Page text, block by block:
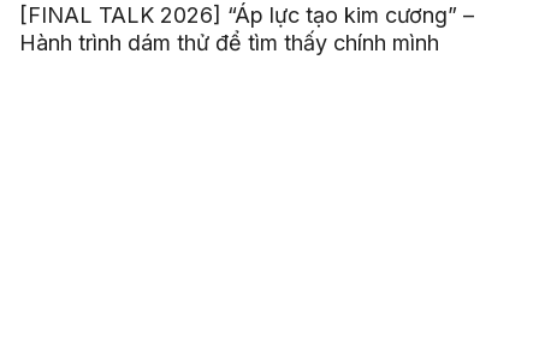
[FINAL TALK 2026] “Áp lực tạo kim cương” –
Hành trình dám thử để tìm thấy chính mình